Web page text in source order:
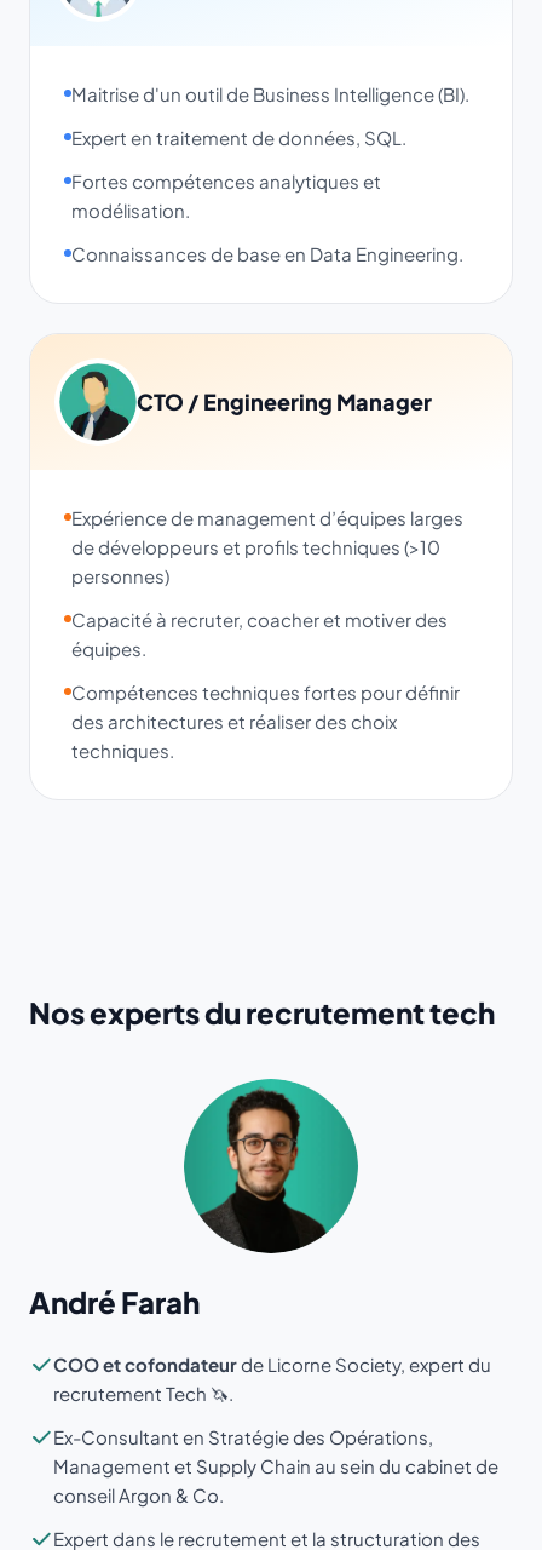
Maitrise d'un outil de Business Intelligence (BI).
Expert en traitement de données, SQL.
Fortes compétences analytiques et
modélisation.
Connaissances de base en Data Engineering.
CTO / Engineering Manager
Expérience de management d’équipes larges
de développeurs et profils techniques (>10
personnes)
Capacité à recruter, coacher et motiver des
équipes.
Compétences techniques fortes pour définir
des architectures et réaliser des choix
techniques.
Nos experts du recrutement tech
André Farah
COO et cofondateurde Licorne Society, expert du
recrutement Tech 🦄.
Ex-Consultant en Stratégie des Opérations,
Management et Supply Chain au sein du cabinet de
conseil Argon & Co.
Expert dans le recrutement et la structuration des